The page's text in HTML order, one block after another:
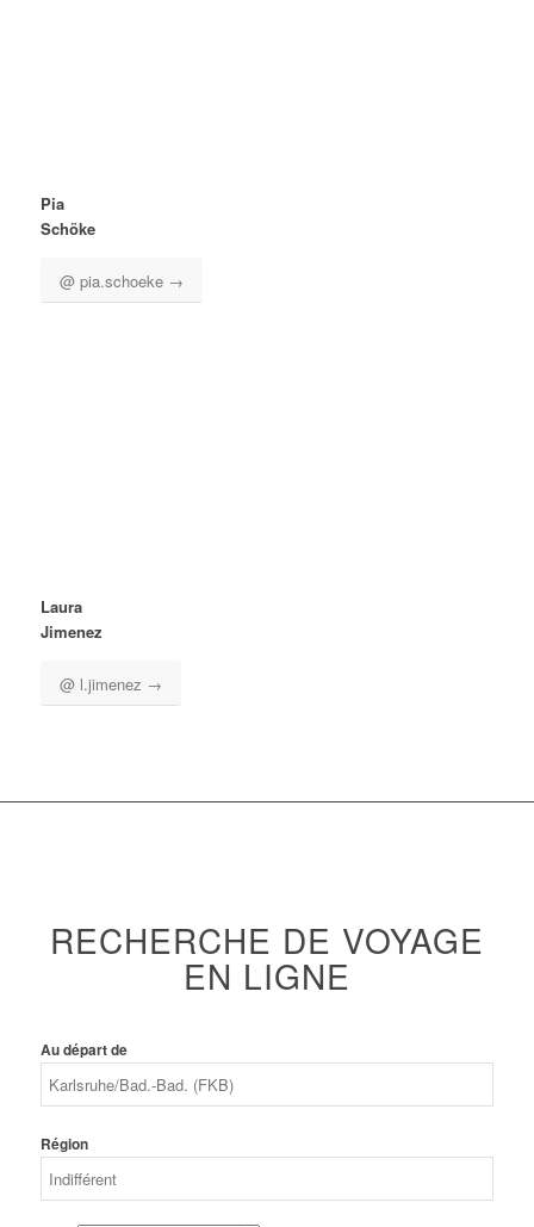
Pia
Schöke
@ pia.schoeke →
Laura
Jimenez
@ l.jimenez →
RECHERCHE DE VOYAGE
EN LIGNE
Au départ de
Région